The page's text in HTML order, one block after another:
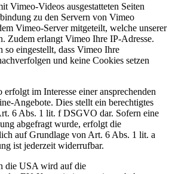
Vimeo-Videos ausgestatteten Seiten
zu den Servern von Vimeo
Vimeo-Server mitgeteilt, welche unserer
Zudem erlangt Vimeo Ihre IP-Adresse.
so eingestellt, dass Vimeo Ihre
und keine Cookies setzen
im Interesse einer ansprechenden
Angebote. Dies stellt ein berechtigtes
6 Abs. 1 lit. f DSGVO dar. Sofern eine
abgefragt wurde, erfolgt die
auf Grundlage von Art. 6 Abs. 1 lit. a
ist jederzeit widerrufbar.
die USA wird auf die